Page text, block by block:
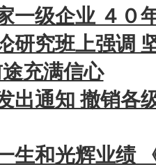
一级企业 ４０
研究班上强调
充满信心
出通知 撤销各
生和光辉业绩